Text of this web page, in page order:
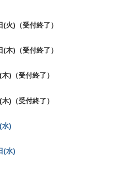
火)（受付終了）
木)（受付終了）
)（受付終了）
)（受付終了）
水)
(水)